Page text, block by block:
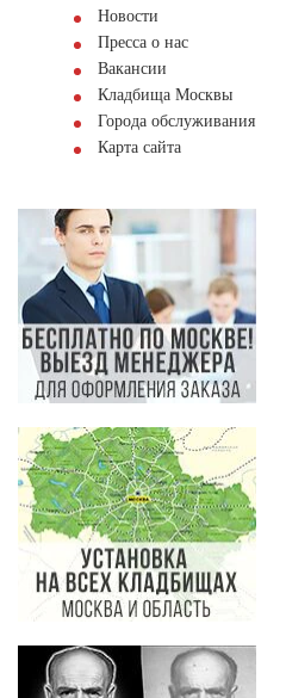
Новости
Пресса о нас
Вакансии
Кладбища Москвы
Города обслуживания
Карта сайта